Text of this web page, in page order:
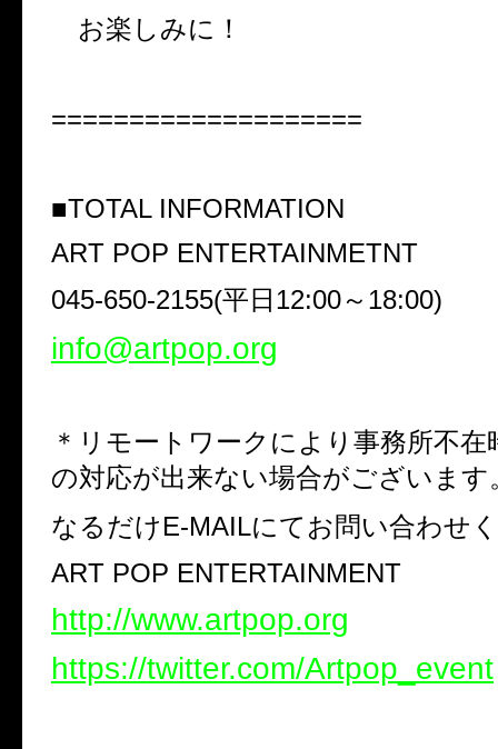
お楽しみに！
====================
■TOTAL INFORMATION
ART POP ENTERTAINMETNT
045-650-2155(平日 12:00～ 18:00)
info@artpop.org
＊リモートワークにより事務所不在
の対応が出来ない場合がございます
なるだけE-MAILにてお問い合わせ
ART POP ENTERTAINMENT
http://www.artpop.org
https://twitter.com/Artpop_event